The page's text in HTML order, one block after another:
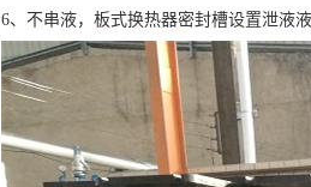
6、不串液，板式换热器密封槽设置泄液